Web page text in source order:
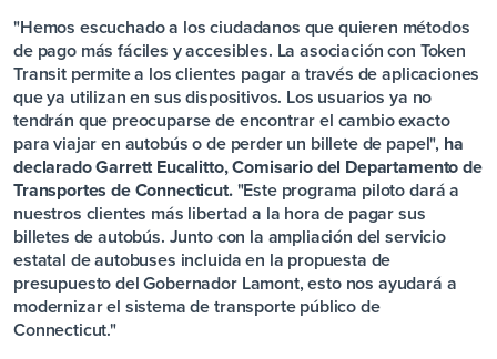
"Hemos escuchado a los ciudadanos que quieren métodos
de pago más fáciles y accesibles. La asociación con Token
Transit permite a los clientes pagar a través de aplicaciones
que ya utilizan en sus dispositivos. Los usuarios ya no
tendrán que preocuparse de encontrar el cambio exacto
para viajar en autobús o de perder un billete de papel", ha
declarado Garrett Eucalitto, Comisario del Departamento de
Transportes de Connecticut."Este programa piloto dará a
nuestros clientes más libertad a la hora de pagar sus
billetes de autobús. Junto con la ampliación del servicio
estatal de autobuses incluida en la propuesta de
presupuesto del Gobernador Lamont, esto nos ayudará a
modernizar el sistema de transporte público de
Connecticut."